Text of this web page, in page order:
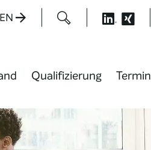
EN
Qualifizierung